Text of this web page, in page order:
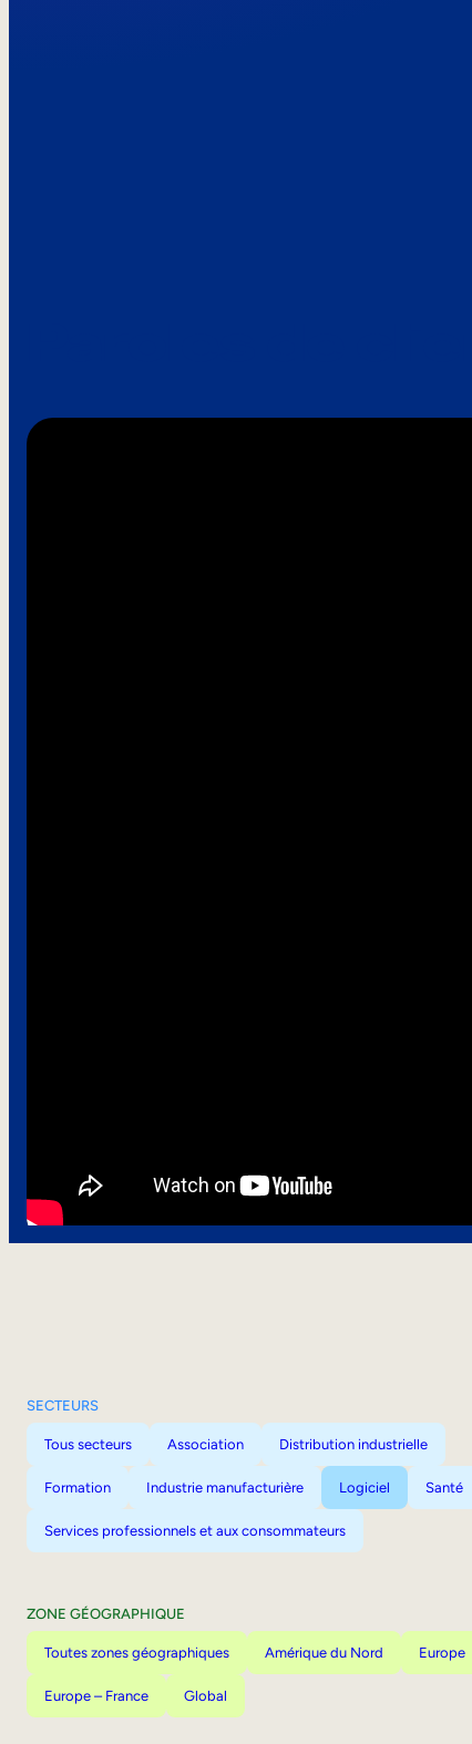
SECTEURS
Tous secteurs Association Distribution industrielle
Formation Industrie manufacturière Logiciel Santé
Services professionnels et aux consommateurs
ZONE GÉOGRAPHIQUE
Toutes zones géographiques Amérique du Nord Europe
Europe – France Global